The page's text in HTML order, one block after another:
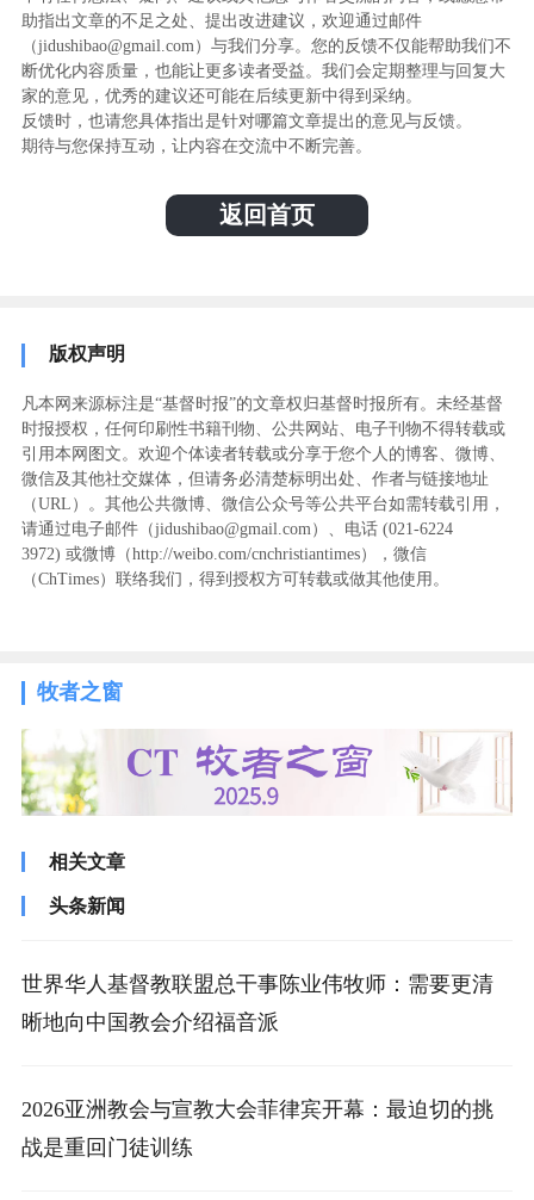
助指出文章的不足之处、提出改进建议，欢迎通过邮件
（jidushibao@gmail.com）与我们分享。您的反馈不仅能帮助我们不
断优化内容质量，也能让更多读者受益。我们会定期整理与回复大
家的意见，优秀的建议还可能在后续更新中得到采纳。
反馈时，也请您具体指出是针对哪篇文章提出的意见与反馈。
期待与您保持互动，让内容在交流中不断完善。
返回首页
版权声明
凡本网来源标注是“基督时报”的文章权归基督时报所有。未经基督
时报授权，任何印刷性书籍刊物、公共网站、电子刊物不得转载或
引用本网图文。欢迎个体读者转载或分享于您个人的博客、微博、
微信及其他社交媒体，但请务必清楚标明出处、作者与链接地址
（URL）。其他公共微博、微信公众号等公共平台如需转载引用，
请通过电子邮件（jidushibao@gmail.com）、电话 (021-6224
3972) ‬或微博（http://weibo.com/cnchristiantimes），微信
（ChTimes）联络我们，得到授权方可转载或做其他使用。
牧者之窗
相关文章
头条新闻
世界华人基督教联盟总干事陈业伟牧师：需要更清
晰地向中国教会介绍福音派
2026亚洲教会与宣教大会菲律宾开幕：最迫切的挑
战是重回门徒训练